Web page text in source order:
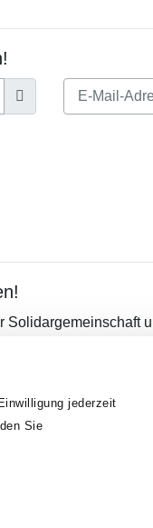
jederzeit
Sie
Solidargemeinschaft